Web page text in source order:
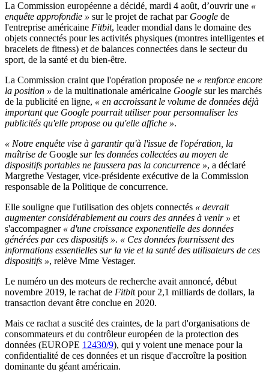
La Commission européenne a décidé, mardi 4 août, d’ouvrir une «
enquête approfondie » sur le projet de rachat par Google de
l'entreprise américaine Fitbit, leader mondial dans le domaine des
objets connectés pour les activités physiques (montres intelligentes et
bracelets de fitness) et de balances connectées dans le secteur du
sport, de la santé et du bien-être.
La Commission craint que l'opération proposée ne « renforce encore
la position » de la multinationale américaine Google sur les marchés
de la publicité en ligne, « en accroissant le volume de données déjà
important que Google pourrait utiliser pour personnaliser les
publicités qu'elle propose ou qu'elle affiche ».
« Notre enquête vise à garantir qu'à l'issue de l'opération, la
maîtrise de Google sur les données collectées au moyen de
dispositifs portables ne faussera pas la concurrence », a déclaré
Margrethe Vestager, vice-présidente exécutive de la Commission
responsable de la Politique de concurrence.
Elle souligne que l'utilisation des objets connectés « devrait
augmenter considérablement au cours des années à venir » et
s'accompagner « d'une croissance exponentielle des données
générées par ces dispositifs ». « Ces données fournissent des
informations essentielles sur la vie et la santé des utilisateurs de ces
dispositifs », relève Mme Vestager.
Le numéro un des moteurs de recherche avait annoncé, début
novembre 2019, le rachat de Fitbit pour 2,1 milliards de dollars, la
transaction devant être conclue en 2020.
Mais ce rachat a suscité des craintes, de la part d'organisations de
consommateurs et du contrôleur européen de la protection des
données (EUROPE 12430/9), qui y voient une menace pour la
confidentialité de ces données et un risque d'accroître la position
dominante du géant américain.